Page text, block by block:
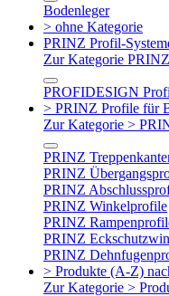
Bodenleger
> ohne Kategorie
PRINZ Profil-
Zur Kategorie
PROFIDESIGN
> PRINZ Profile für
Zur Kategorie >
PRINZ
PRINZ
PRINZ
PRINZ Winkelprofile
PRINZ
PRINZ
PRINZ
> Produkte (A-Z)
Zur Kategorie >